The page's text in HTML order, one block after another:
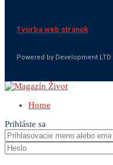
Tvorba web stránok
Powered by Development LTD
Home
Prihláste sa